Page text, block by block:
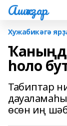
Ашҡаҙар
Хужабикәгә
һоло
Табиптар
өсөн иң